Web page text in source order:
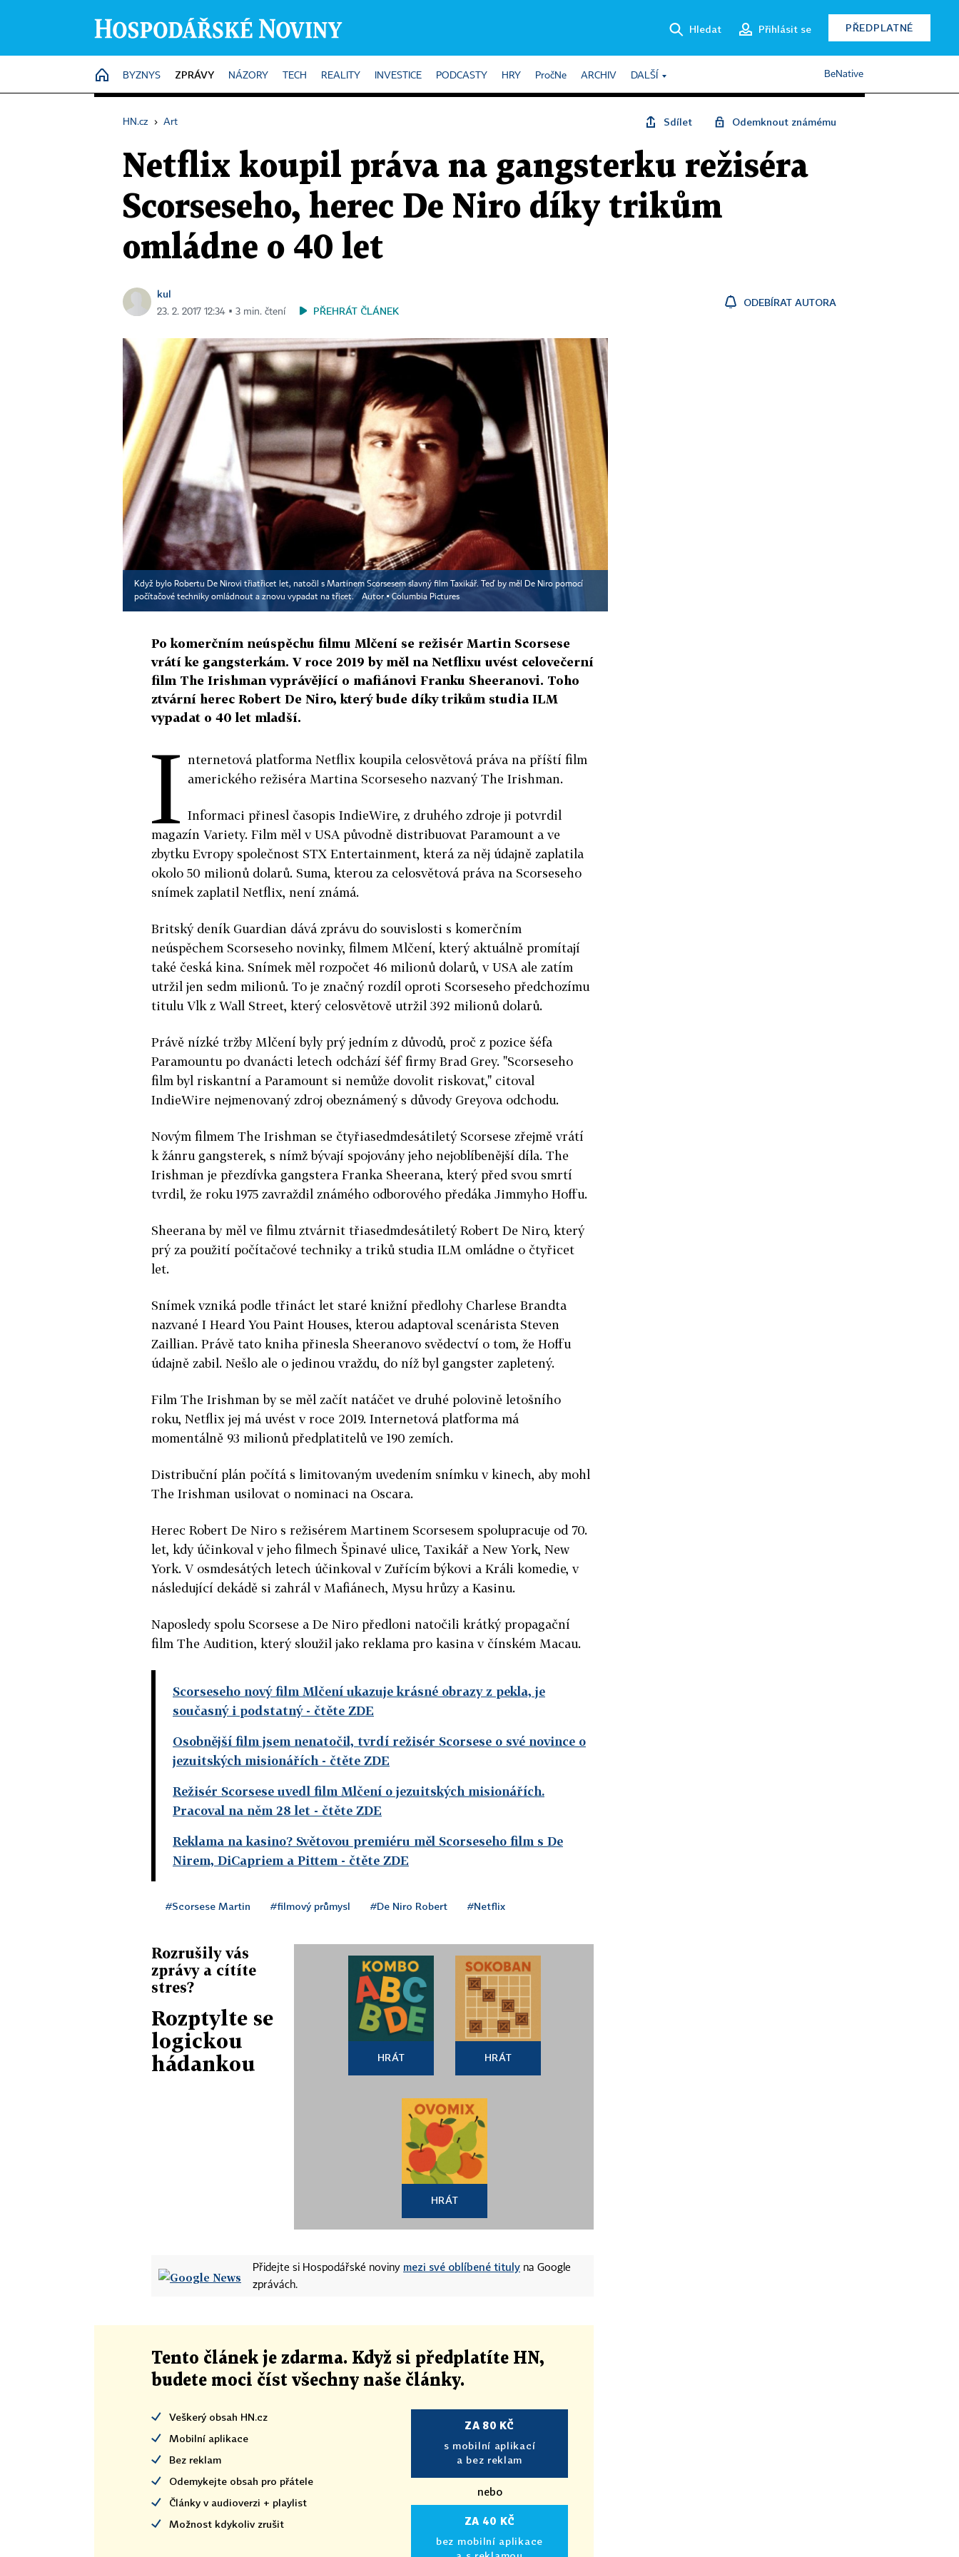
Hledat Přihlásit se PŘEDPLATNÉ
HOME
BYZNYS ZPRÁVY NÁZORY TECH REALITY INVESTICE PODCASTY HRY PročNe ARCHIV DALŠÍ BeNative
HN.cz › Art Sdílet Odemknout známému
Netflix koupil práva na gangsterku režiséra
Scorseseho, herec De Niro díky trikům
omládne o 40 let
kul
23. 2. 2017 12:34 ▪ 3 min. čtení PŘEHRÁT ČLÁNEK
ODEBÍRAT AUTORA
Když bylo Robertu De Nirovi třiatřicet let, natočil s Martinem Scorsesem slavný film Taxikář. Teď by měl De Niro pomocí
počítačové techniky omládnout a znovu vypadat na třicet.
Autor ▪Columbia Pictures
Po komerčním neúspěchu filmu Mlčení se režisér Martin Scorsese
vrátí ke gangsterkám. V roce 2019 by měl na Netflixu uvést celovečerní
film The Irishman vyprávějící o mafiánovi Franku Sheeranovi. Toho
ztvární herec Robert De Niro, který bude díky trikům studia ILM
vypadat o 40 let mladší.
I nternetová platforma Netflix koupila celosvětová práva na příští film
amerického režiséra Martina Scorseseho nazvaný The Irishman.
Informaci přinesl časopis IndieWire, z druhého zdroje ji potvrdil
magazín Variety. Film měl v USA původně distribuovat Paramount a ve
zbytku Evropy společnost STX Entertainment, která za něj údajně zaplatila
okolo 50 milionů dolarů. Suma, kterou za celosvětová práva na Scorseseho
snímek zaplatil Netflix, není známá.
Britský deník Guardian dává zprávu do souvislosti s komerčním
neúspěchem Scorseseho novinky, filmem Mlčení, který aktuálně promítají
také česká kina. Snímek měl rozpočet 46 milionů dolarů, v USA ale zatím
utržil jen sedm milionů. To je značný rozdíl oproti Scorseseho předchozímu
titulu Vlk z Wall Street, který celosvětově utržil 392 milionů dolarů.
Právě nízké tržby Mlčení byly prý jedním z důvodů, proč z pozice šéfa
Paramountu po dvanácti letech odchází šéf firmy Brad Grey. "Scorseseho
film byl riskantní a Paramount si nemůže dovolit riskovat," citoval
IndieWire nejmenovaný zdroj obeznámený s důvody Greyova odchodu.
Novým filmem The Irishman se čtyřiasedmdesátiletý Scorsese zřejmě vrátí
k žánru gangsterek, s nímž bývají spojovány jeho nejoblíbenější díla. The
Irishman je přezdívka gangstera Franka Sheerana, který před svou smrtí
tvrdil, že roku 1975 zavraždil známého odborového předáka Jimmyho Hoffu.
Sheerana by měl ve filmu ztvárnit třiasedmdesátiletý Robert De Niro, který
prý za použití počítačové techniky a triků studia ILM omládne o čtyřicet
let.
Snímek vzniká podle třináct let staré knižní předlohy Charlese Brandta
nazvané I Heard You Paint Houses, kterou adaptoval scenárista Steven
Zaillian. Právě tato kniha přinesla Sheeranovo svědectví o tom, že Hoffu
údajně zabil. Nešlo ale o jedinou vraždu, do níž byl gangster zapletený.
Film The Irishman by se měl začít natáčet ve druhé polovině letošního
roku, Netflix jej má uvést v roce 2019. Internetová platforma má
momentálně 93 milionů předplatitelů ve 190 zemích.
Distribuční plán počítá s limitovaným uvedením snímku v kinech, aby mohl
The Irishman usilovat o nominaci na Oscara.
Herec Robert De Niro s režisérem Martinem Scorsesem spolupracuje od 70.
let, kdy účinkoval v jeho filmech Špinavé ulice, Taxikář a New York, New
York. V osmdesátých letech účinkoval v Zuřícím býkovi a Králi komedie, v
následující dekádě si zahrál v Mafiánech, Mysu hrůzy a Kasinu.
Naposledy spolu Scorsese a De Niro předloni natočili krátký propagační
film The Audition, který sloužil jako reklama pro kasina v čínském Macau.
Scorseseho nový film Mlčení ukazuje krásné obrazy z pekla, je
současný i podstatný- čtěte ZDE
Osobnější film jsem nenatočil, tvrdí režisér Scorsese o své novince o
jezuitských misionářích - čtěte ZDE
Režisér Scorsese uvedl film Mlčení o jezuitských misionářích.
Pracoval na něm 28 let - čtěte ZDE
Reklama na kasino? Světovou premiéru měl Scorseseho film s De
Nirem, DiCapriem a Pittem - čtěte ZDE
#Scorsese Martin #filmový průmysl #De Niro Robert #Netflix
Rozrušily vás
zprávy a cítíte
stres?
Rozptylte se
logickou
hádankou
HRÁT HRÁT
HRÁT
Přidejte si Hospodářské noviny mezi své oblíbené tituly na Google
zprávách.
Tento článek je zdarma. Když si předplatíte HN,
budete moci číst všechny naše články.
Veškerý obsah HN.cz
Mobilní aplikace
Bez reklam
Odemykejte obsah pro přátele
Články v audioverzi + playlist
Možnost kdykoliv zrušit
ZA 80 KČ
s mobilní aplikací
a bez reklam
nebo
ZA 40 KČ
bez mobilní aplikace